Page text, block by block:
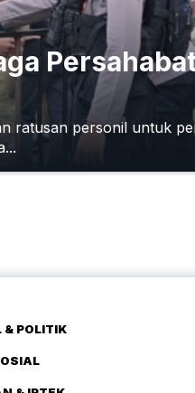
ratusan personil untuk
& POLITIK